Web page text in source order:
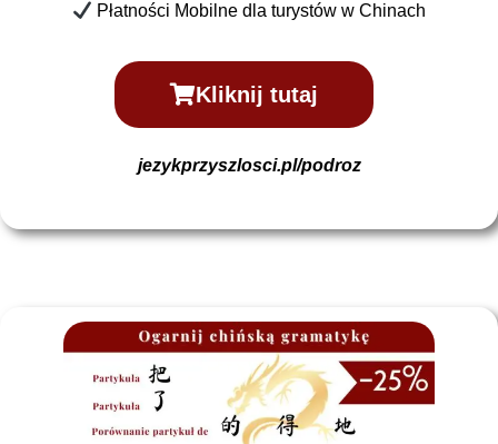
Płatności Mobilne dla turystów w Chinach
Kliknij tutaj
jezykprzyszlosci.pl/podroz